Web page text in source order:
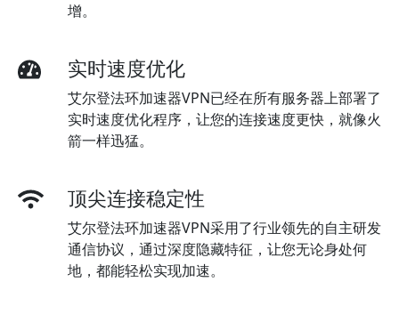
增。
实时速度优化
艾尔登法环加速器VPN已经在所有服务器上部署了
实时速度优化程序，让您的连接速度更快，就像火
箭一样迅猛。
顶尖连接稳定性
艾尔登法环加速器VPN采用了行业领先的自主研发
通信协议，通过深度隐藏特征，让您无论身处何
地，都能轻松实现加速。